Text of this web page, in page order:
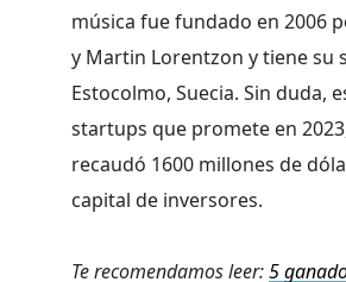
música fue fundado en 2006
y Martin Lorentzon y tiene su
Estocolmo, Suecia. Sin duda,
startups que promete en
recaudó 1600 millones de
capital de inversores.
Te recomendamos leer:5